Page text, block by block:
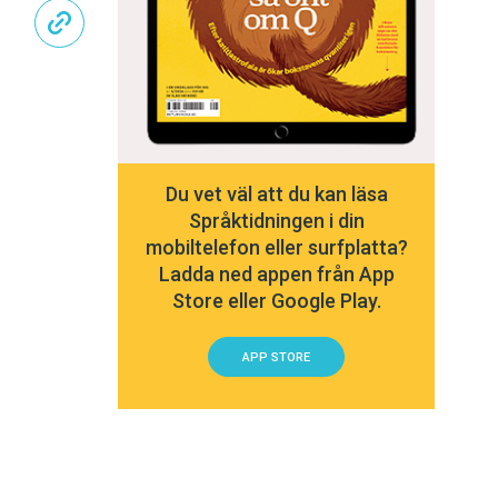
Du vet väl att du kan läsa
Språktidningen i din
mobiltelefon eller surfplatta?
Ladda ned appen från App
Store eller Google Play.
APP STORE